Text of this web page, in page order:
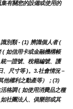
有關您的設備或使用的
別類 - (1) 辨識個人者 (
( 如信用卡或金融機構帳
一證號、稅籍編號、護
、尺寸等 )。3.社會情況 –
他權利之動產等）；(3)
格調 ( 如使用消費品之種
社團法人、俱樂部或其